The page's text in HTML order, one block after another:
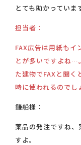
とても助かっていま
担当者：
FAX広告は用紙もイ
とが多いですよね…
た建物でFAXと聞く
時に使われるのでし
鎌船様：
薬品の発注ですね、
すよ。